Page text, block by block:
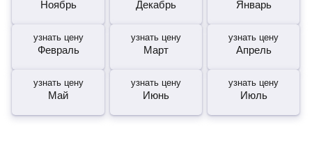
Ноябрь Декабрь Январь
узнать цену
Февраль
узнать цену
Март
узнать цену
Апрель
узнать цену
Май
узнать цену
Июнь
узнать цену
Июль